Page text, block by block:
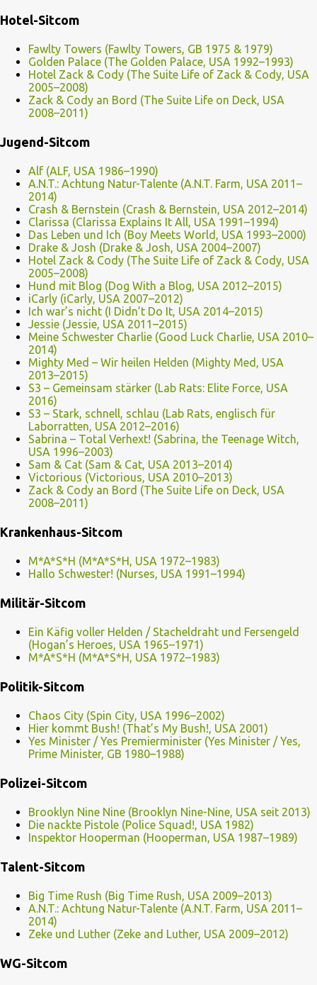
Hotel-Sitcom
Fawlty Towers (Fawlty Towers, GB 1975 & 1979)
Golden Palace (The Golden Palace, USA 1992–1993)
Hotel Zack & Cody (The Suite Life of Zack & Cody, USA
2005–2008)
Zack & Cody an Bord (The Suite Life on Deck, USA
2008–2011)
Jugend-Sitcom
Alf (ALF, USA 1986–1990)
A.N.T.: Achtung Natur-Talente (A.N.T. Farm, USA 2011–
2014)
Crash & Bernstein (Crash & Bernstein, USA 2012–2014)
Clarissa (Clarissa Explains It All, USA 1991–1994)
Das Leben und Ich (Boy Meets World, USA 1993–2000)
Drake & Josh (Drake & Josh, USA 2004–2007)
Hotel Zack & Cody (The Suite Life of Zack & Cody, USA
2005–2008)
Hund mit Blog (Dog With a Blog, USA 2012–2015)
iCarly (iCarly, USA 2007–2012)
Ich war’s nicht (I Didn’t Do It, USA 2014–2015)
Jessie (Jessie, USA 2011–2015)
Meine Schwester Charlie (Good Luck Charlie, USA 2010–
2014)
Mighty Med – Wir heilen Helden (Mighty Med, USA
2013–2015)
S3 – Gemeinsam stärker (Lab Rats: Elite Force, USA
2016)
S3 – Stark, schnell, schlau (Lab Rats, englisch für
Laborratten, USA 2012–2016)
Sabrina – Total Verhext! (Sabrina, the Teenage Witch,
USA 1996–2003)
Sam & Cat (Sam & Cat, USA 2013–2014)
Victorious (Victorious, USA 2010–2013)
Zack & Cody an Bord (The Suite Life on Deck, USA
2008–2011)
Krankenhaus-Sitcom
M*A*S*H (M*A*S*H, USA 1972–1983)
Hallo Schwester! (Nurses, USA 1991–1994)
Militär-Sitcom
Ein Käfig voller Helden / Stacheldraht und Fersengeld
(Hogan’s Heroes, USA 1965–1971)
M*A*S*H (M*A*S*H, USA 1972–1983)
Politik-Sitcom
Chaos City (Spin City, USA 1996–2002)
Hier kommt Bush! (That’s My Bush!, USA 2001)
Yes Minister / Yes Premierminister (Yes Minister / Yes,
Prime Minister, GB 1980–1988)
Polizei-Sitcom
Brooklyn Nine Nine (Brooklyn Nine-Nine, USA seit 2013)
Die nackte Pistole (Police Squad!, USA 1982)
Inspektor Hooperman (Hooperman, USA 1987–1989)
Talent-Sitcom
Big Time Rush (Big Time Rush, USA 2009–2013)
A.N.T.: Achtung Natur-Talente (A.N.T. Farm, USA 2011–
2014)
Zeke und Luther (Zeke and Luther, USA 2009–2012)
WG-Sitcom